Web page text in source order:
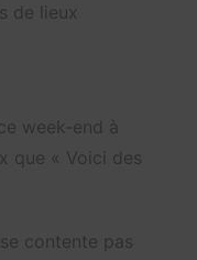
de lieux
week-end à
que « Voici des
contente pas